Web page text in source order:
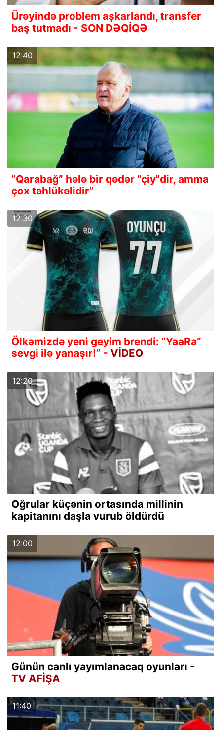
Ürəyində problem aşkarlandı, transfer
baş tutmadı - SON DƏQİQƏ
12:40
“Qarabağ” hələ bir qədər "çiy"dir, amma
çox təhlükəlidir”
12:30
Ölkəmizdə yeni geyim brendi: “YaaRa”
sevgi ilə yanaşır!” - VİDEO
12:20
Oğrular küçənin ortasında millinin
kapitanını daşla vurub öldürdü
12:00
Günün canlı yayımlanacaq oyunları -
TV AFİŞA
11:40